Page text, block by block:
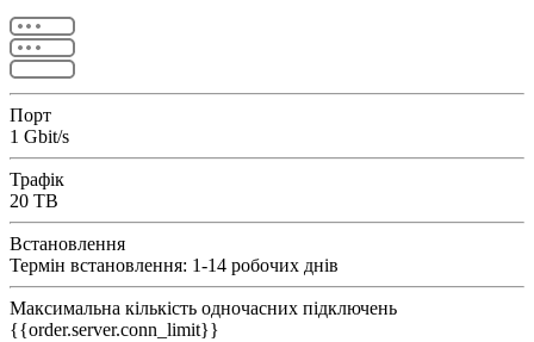
Порт
1 Gbit/s
Трафік
20 TB
Встановлення
Термін встановлення: 1-14 робочих днів
Максимальна кількість одночасних підключень
{{order.server.conn_limit}}